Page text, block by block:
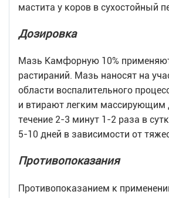
мастита у коров в сухостойный
Дозировка
Мазь Камфорную 10%
растираний. Мазь наносят на
области воспалительного
и втирают легким массирующим
течение 2-3 минут 1-2 раза в
5-10 дней в зависимости от
Противопоказания
Противопоказанием к